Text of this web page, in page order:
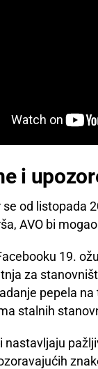
i
se od listopada
AVO bi
19.
za
pepela
stalnih
nastavljaju